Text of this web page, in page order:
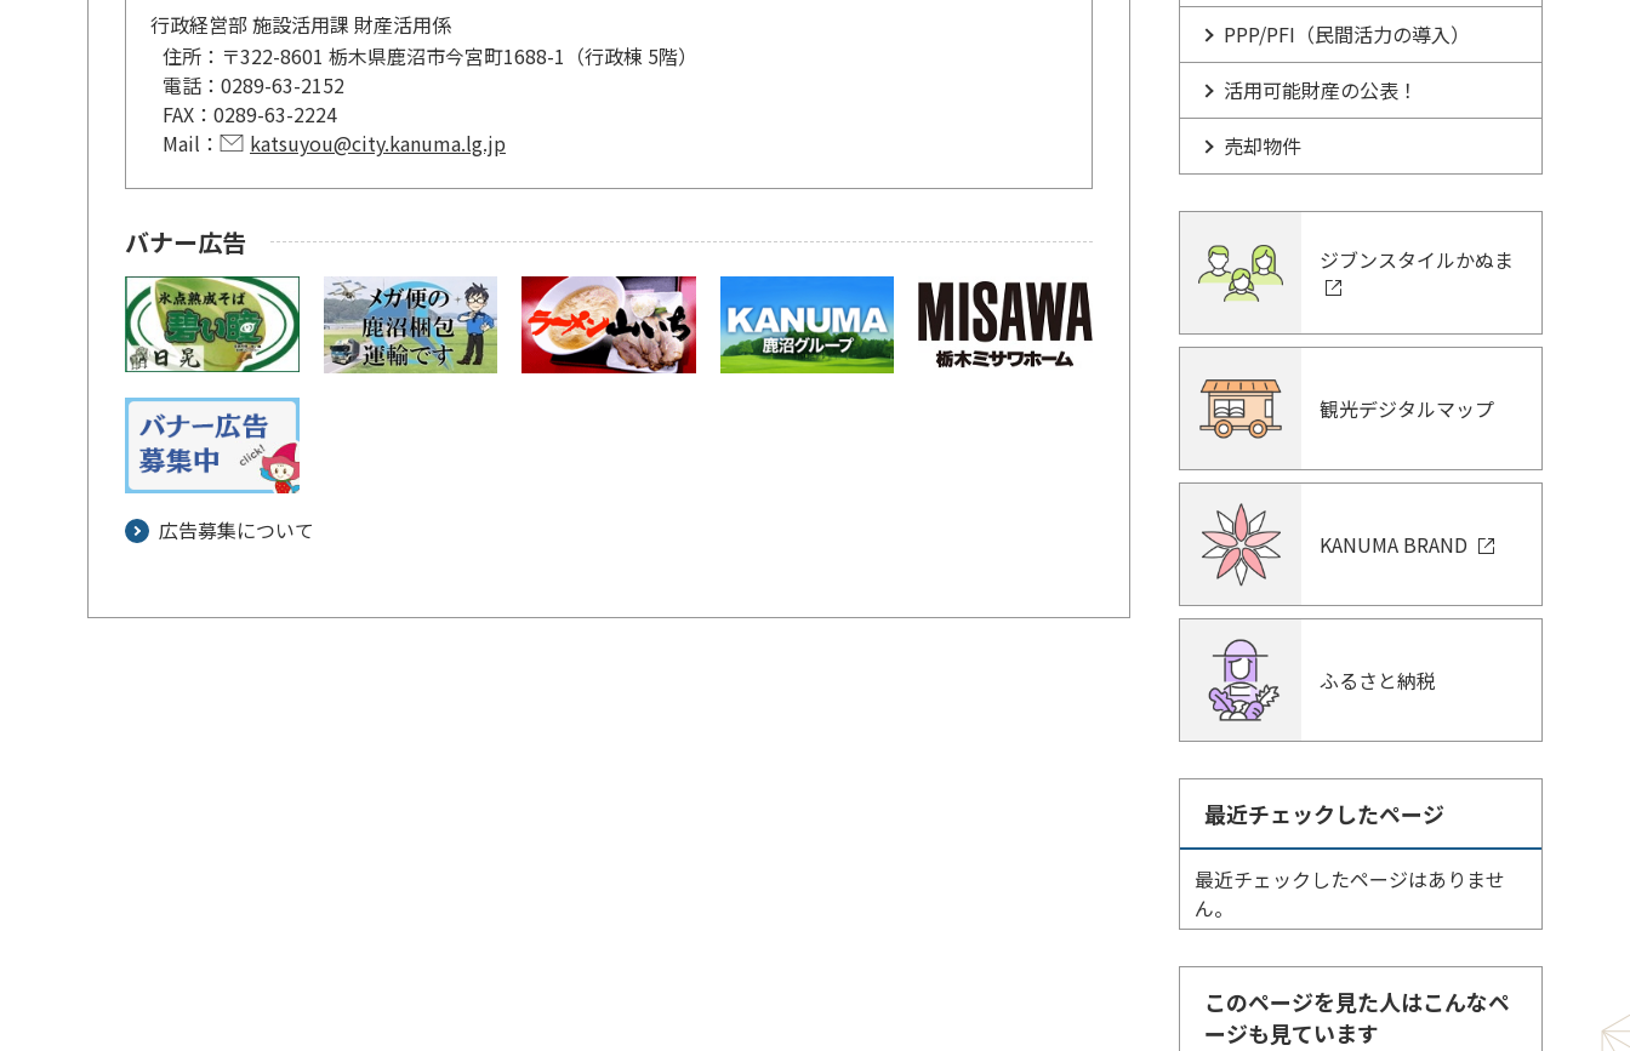
行政経営部 施設活用課 財産活用係
住所： 〒322-8601 栃木県鹿沼市今宮町1688-1（行政棟 5階）
電話： 0289-63-2152
FAX： 0289-63-2224
Mail：
katsuyou@city.kanuma.lg.jp
バナー広告
広告募集について
PPP/PFI（民間活力の導入）
活用可能財産の公表！
売却物件
ジブンスタイルかぬま
観光デジタルマップ
KANUMA BRAND
ふるさと納税
最近チェックしたページ
最近チェックしたページはありませ
ん。
このページを見た人はこんなペ
ージも見ています